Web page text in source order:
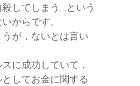
してしまう…という
からです。
が，ないとは言い
に成功していて，
してお金に関する